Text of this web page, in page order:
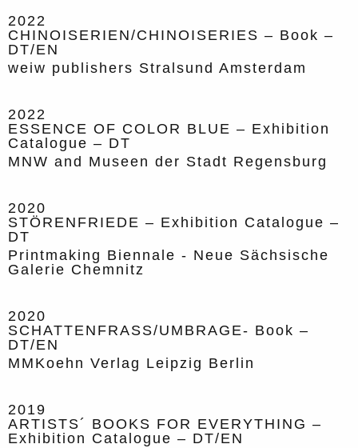
2022
CHINOISERIEN/CHINOISERIES – Book –
DT/EN
weiw publishers Stralsund Amsterdam
2022
ESSENCE OF COLOR BLUE – Exhibition
Catalogue – DT
MNW and Museen der Stadt Regensburg
2020
STÖRENFRIEDE – Exhibition Catalogue –
DT
Printmaking Biennale - Neue Sächsische
Galerie Chemnitz
2020
SCHATTENFRASS/UMBRAGE- Book –
DT/EN
MMKoehn Verlag Leipzig Berlin
2019
ARTISTS´ BOOKS FOR EVERYTHING –
Exhibition Catalogue – DT/EN